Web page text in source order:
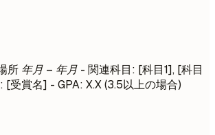
所 年月 – 年月 - 関連科目: [科目1], [科目
受賞名] - GPA: X.X (3.5以上の場合)